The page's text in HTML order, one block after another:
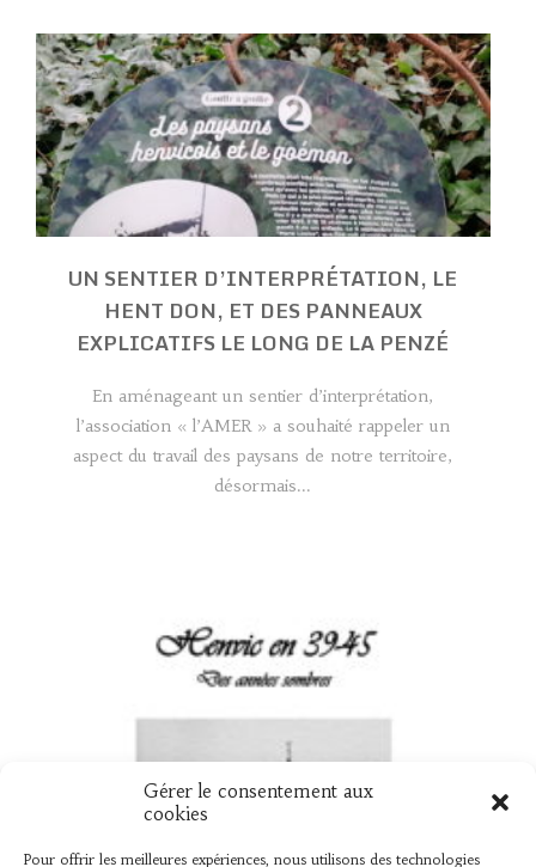
Gérer le consentement aux
cookies
Pour offrir les meilleures expériences, nous utilisons des technologies
UN SENTIER D’INTERPRÉTATION, LE
HENT DON, ET DES PANNEAUX
EXPLICATIFS LE LONG DE LA PENZÉ
En aménageant un sentier d’interprétation,
l’association « l’AMER » a souhaité rappeler un
aspect du travail des paysans de notre territoire,
désormais...
UN NOUVEAU LIVRE « HENVIC EN 39